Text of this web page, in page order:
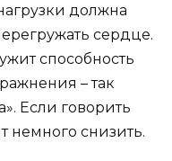
должна
сердце.
способность
– так
Если говорить
немного снизить.